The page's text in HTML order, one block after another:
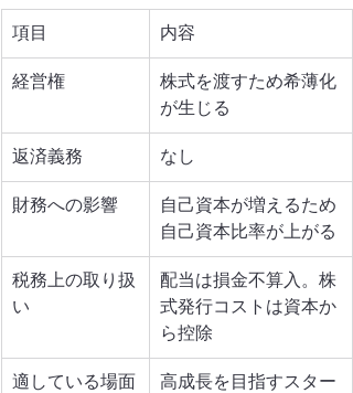
項目 内容
経営権
株式を渡すため希薄化
が生じる
返済義務 なし
財務への影響
自己資本が増えるため
自己資本比率が上がる
税務上の取り扱
い
配当は損金不算入。株
式発行コストは資本か
ら控除
適している場面
高成長を目指すスター